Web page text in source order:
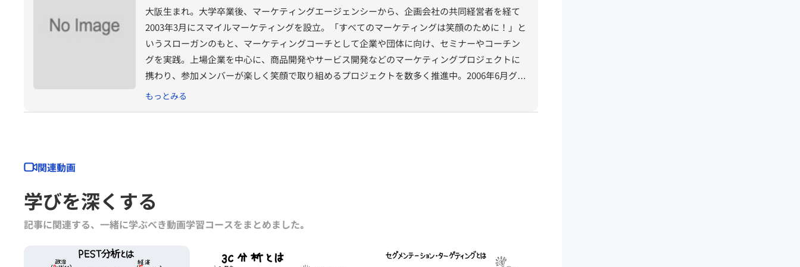
大阪生まれ。大学卒業後、マーケティングエージェンシーから、企画会社の共同経営者を経て
2003年3月にスマイルマーケティングを設立。「すべてのマーケティングは笑顔のために！」と
いうスローガンのもと、マーケティングコーチとして企業や団体に向け、セミナーやコーチン
グを実践。上場企業を中心に、商品開発やサービス開発などのマーケティングプロジェクトに
携わり、参加メンバーが楽しく笑顔で取り組めるプロジェクトを数多く推進中。2006年6月グロ
ービスオリジナルMBAプログラム「GDBA」修了。2007年よりグロービス・マネジメント・スク
もっとみる
関連動画
学びを深くする
記事に関連する、一緒に学ぶべき動画学習コースをまとめました｡